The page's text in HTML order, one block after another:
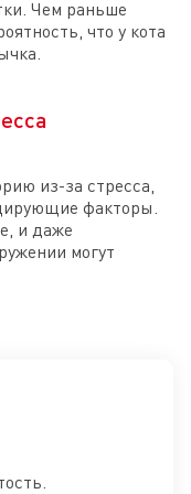
Чем раньше
что у кота
из-за стресса,
факторы.
и даже
могут